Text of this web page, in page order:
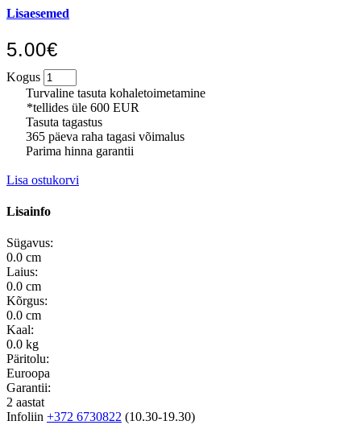
Lisaesemed
5.00€
Kogus
Turvaline tasuta kohaletoimetamine
*tellides üle 600 EUR
Tasuta tagastus
365 päeva raha tagasi võimalus
Parima hinna garantii
Lisa ostukorvi
Lisainfo
Sügavus:
0.0 cm
Laius:
0.0 cm
Kõrgus:
0.0 cm
Kaal:
0.0 kg
Päritolu:
Euroopa
Garantii:
2 aastat
Infoliin +372 6730822 (10.30-19.30)